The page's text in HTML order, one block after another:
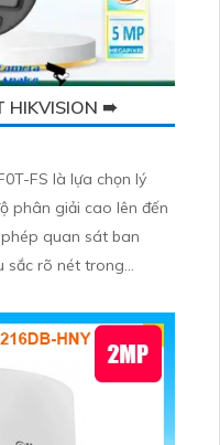
HIKVISION ➠
FS là lựa chọn lý
phân giải cao lên đến
sắc rõ nét trong